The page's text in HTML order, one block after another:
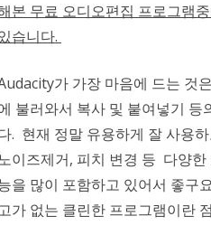
본 무료 오디오편집 프로그램
습니다.
가 가장 마음에 드는 것
불러와서 복사 및 붙여넣기 등
. 현재 정말 유용하게 잘 사용
이즈제거, 피치 변경 등 다양
을 많이 포함하고 있어서 좋
가 없는 클린한 프로그램이란